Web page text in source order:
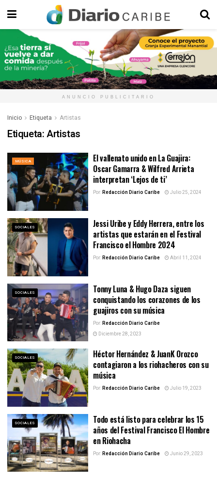
ANUNCIO PUBLICITARIO
Inicio Etiqueta Artistas
Etiqueta:Artistas
MÚSICA
El vallenato unido en La Guajira:
Oscar Gamarra & Wilfred Arrieta
interpretan ‘Lejos de ti’
Por:Redacción Diario Caribe Julio 25, 2024
SOCIALES
Jessi Uribe y Eddy Herrera, entre los
artistas que estarán en el Festival
Francisco el Hombre 2024
Por:Redacción Diario Caribe Abril 11, 2024
SOCIALES
Tonny Luna & Hugo Daza siguen
conquistando los corazones de los
guajiros con su música
Por:Redacción Diario Caribe
Diciembre 28, 2023
SOCIALES
Héctor Hernández & JuanK Orozco
contagiaron a los riohacheros con su
música
Por:Redacción Diario Caribe Julio 19, 2023
SOCIALES
Todo está listo para celebrar los 15
años del Festival Francisco El Hombre
en Riohacha
Por:Redacción Diario Caribe Junio 29, 2023